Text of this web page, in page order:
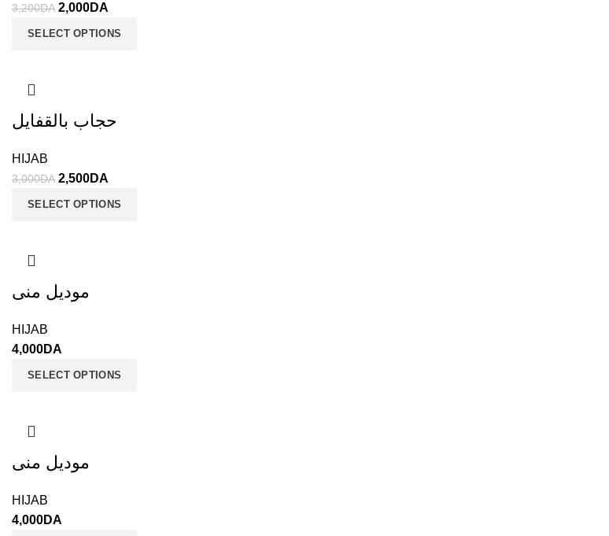
3,200DA 2,000DA
SELECT OPTIONS
حجاب بالقفايل
HIJAB
3,000DA 2,500DA
SELECT OPTIONS
موديل منى
HIJAB
4,000DA
SELECT OPTIONS
موديل منى
HIJAB
4,000DA